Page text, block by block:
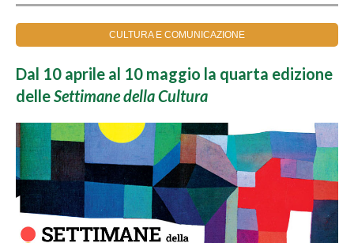
CULTURA E COMUNICAZIONE
Dal 10 aprile al 10 maggio la quarta edizione
delleSettimane della Cultura